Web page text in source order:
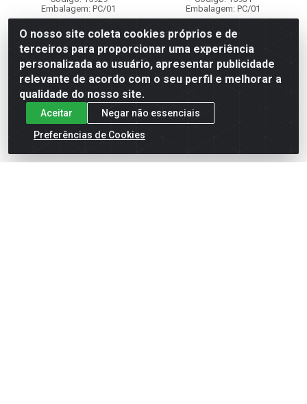
Embalagem: PC/01
Faça seu login ou
cadastre-se para
ver preços e
comprar
Embalagem: PC/01
Faça seu login ou
cadastre-se para
ver preços e
O nosso site coleta cookies próprios e de
terceiros para proporcionar uma experiência
personalizada ao usuário, apresentar publicidade
relevante de acordo com o seu perfil e melhorar a
qualidade do nosso site.
Aceitar
Negar não essenciais
Preferências de Cookies